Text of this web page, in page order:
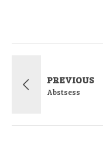
PREVIOUS
Abstsess